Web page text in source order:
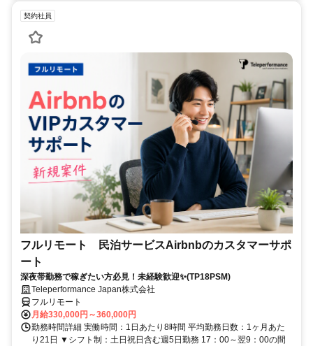
契約社員
フルリモート 民泊サービスAirbnbのカスタマーサポ
ート
深夜帯勤務で稼ぎたい方必見！未経験歓迎✨(TP18PSM)
Teleperformance Japan株式会社
フルリモート
月給330,000円～360,000円
勤務時間詳細 実働時間：1日あたり8時間 平均勤務日数：1ヶ月あた
り21日 ▼シフト制：土日祝日含む週5日勤務 17：00～翌9：00の間